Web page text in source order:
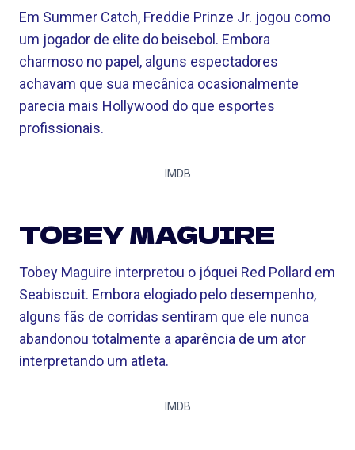
Em Summer Catch, Freddie Prinze Jr. jogou como
um jogador de elite do beisebol. Embora
charmoso no papel, alguns espectadores
achavam que sua mecânica ocasionalmente
parecia mais Hollywood do que esportes
profissionais.
IMDB
TOBEY MAGUIRE
Tobey Maguire interpretou o jóquei Red Pollard em
Seabiscuit. Embora elogiado pelo desempenho,
alguns fãs de corridas sentiram que ele nunca
abandonou totalmente a aparência de um ator
interpretando um atleta.
IMDB